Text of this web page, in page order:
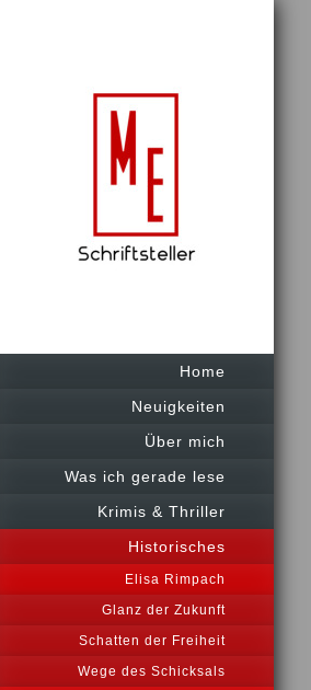
Home
Neuigkeiten
Über mich
Was ich gerade lese
Krimis & Thriller
Historisches
Elisa Rimpach
Glanz der Zukunft
Schatten der Freiheit
Wege des Schicksals